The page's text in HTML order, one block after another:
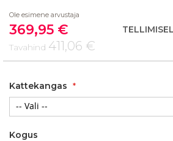
of
the
images
gallery
Ole esimene arvustaja
Soodushind
369,95 €
Tavahind 411,06 €
TELLIMISEL
Kattekangas
Kogus